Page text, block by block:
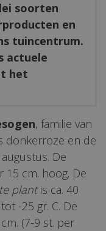
soorten
en
tuincentrum.
actuele
het
, familie van
donkerroze en de
De
15 cm. hoog. De
plantis ca. 40
-25 gr. C. De
(7-9 st. per